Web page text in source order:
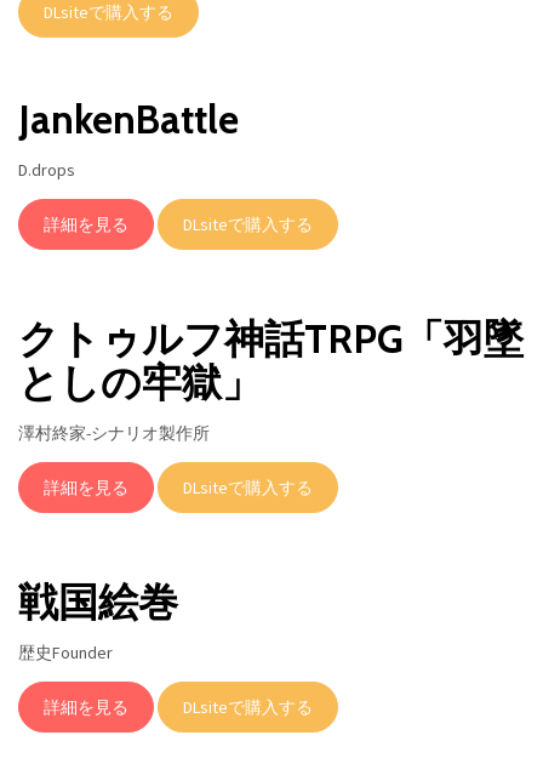
DLsiteで購入する
JankenBattle
D.drops
詳細を見る DLsiteで購入する
クトゥルフ神話TRPG「羽墜
としの牢獄」
澤村終家-シナリオ製作所
詳細を見る DLsiteで購入する
戦国絵巻
歴史Founder
詳細を見る DLsiteで購入する